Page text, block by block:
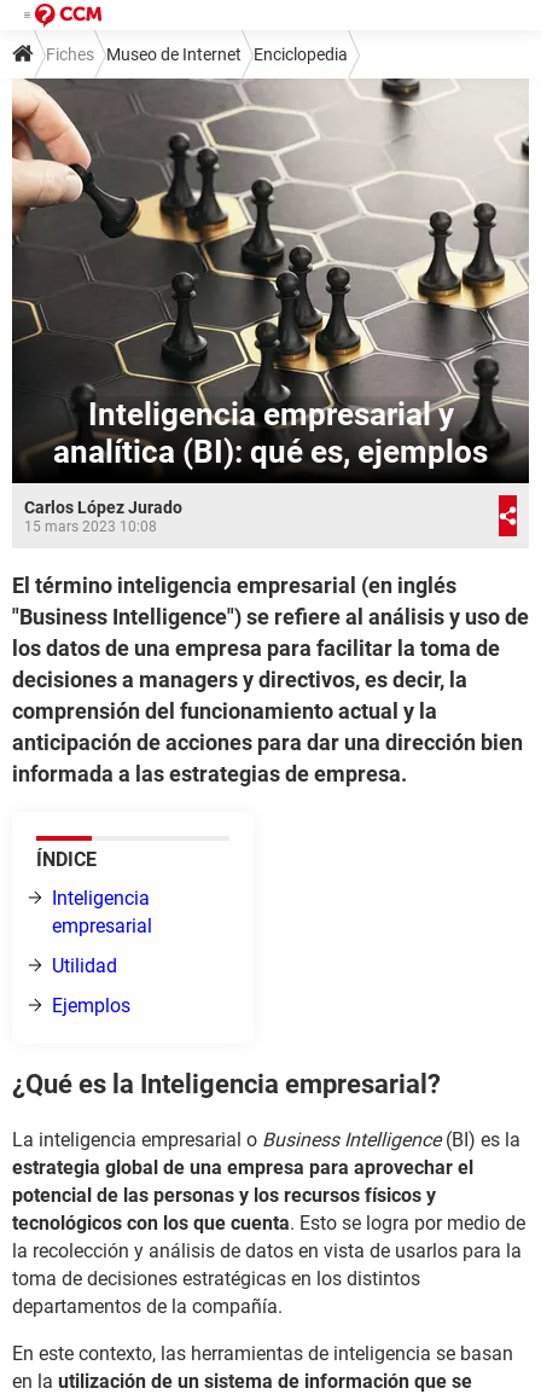
Fiches Museo de Internet Enciclopedia
Inteligencia empresarial y
analítica (BI): qué es, ejemplos
Carlos López Jurado
15 mars 2023 10:08
El término inteligencia empresarial (en inglés
"Business Intelligence") se refiere al análisis y uso de
los datos de una empresa para facilitar la toma de
decisiones a managers y directivos, es decir, la
comprensión del funcionamiento actual y la
anticipación de acciones para dar una dirección bien
informada a las estrategias de empresa.
ÍNDICE
Inteligencia
empresarial
Utilidad
Ejemplos
¿Qué es la Inteligencia empresarial?
La inteligencia empresarial o Business Intelligence(BI) es la
estrategia global de una empresa para aprovechar el
potencial de las personas y los recursos físicos y
tecnológicos con los que cuenta. Esto se logra por medio de
la recolección y análisis de datos en vista de usarlos para la
toma de decisiones estratégicas en los distintos
departamentos de la compañía.
En este contexto, las herramientas de inteligencia se basan
en la utilización de un sistema de información que se